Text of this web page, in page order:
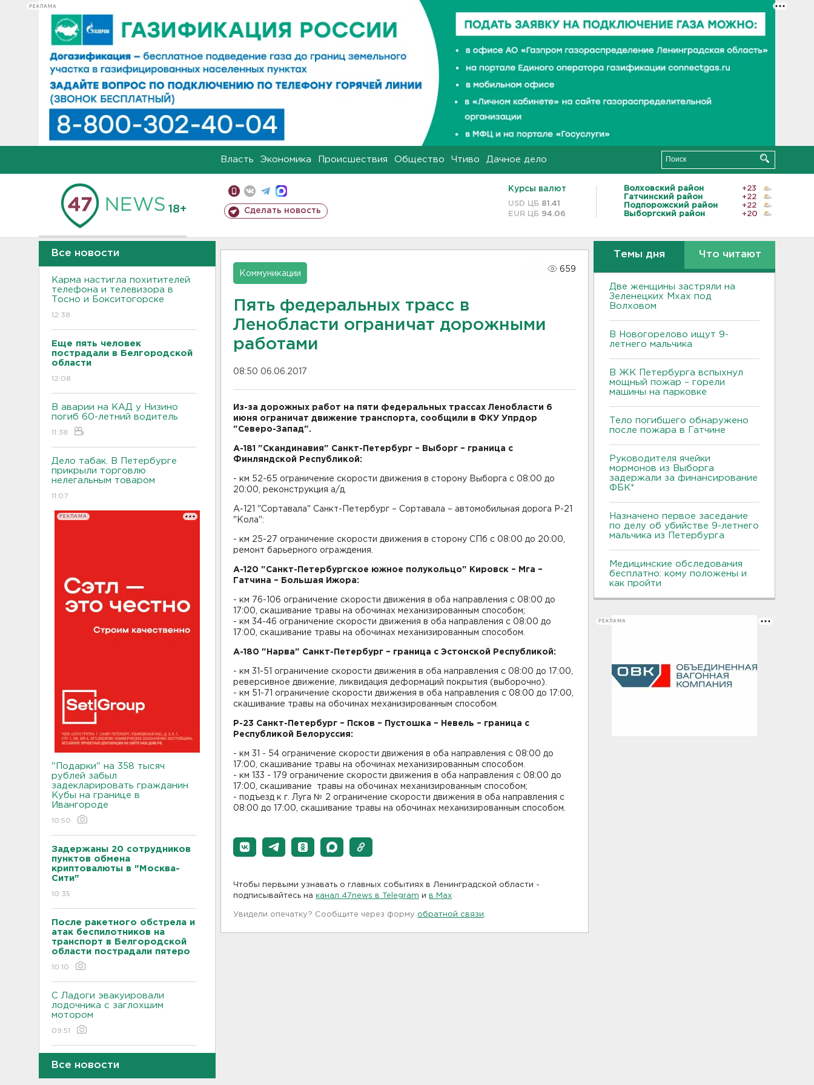
РЕКЛАМА
Власть Экономика Происшествия Общество Чтиво Дачное дело
18+ Сделать новость
Курсы валют
USD ЦБ 81.41
EUR ЦБ 94.06
Волховский район
+23
Гатчинский район
+22
Подпорожский район
+22
Выборгский район
+20
Все новости
Карма настигла похитителей
телефона и телевизора в
Тосно и Бокситогорске
12:38
Еще пять человек
пострадали в Белгородской
области
12:08
В аварии на КАД у Низино
погиб 60-летний водитель
11:38
Дело табак. В Петербурге
прикрыли торговлю
нелегальным товаром
11:07
РЕКЛАМА
"Подарки" на 358 тысяч
рублей забыл
задекларировать гражданин
Кубы на границе в
Ивангороде
10:50
Задержаны 20 сотрудников
пунктов обмена
криптовалюты в "Москва-
Сити"
10:35
После ракетного обстрела и
атак беспилотников на
транспорт в Белгородской
области пострадали пятеро
10:10
С Ладоги эвакуировали
лодочника с заглохшим
мотором
09:51
Зеленецких Мхах под
Волховом
Все новости
Коммуникации
659
Пять федеральных трасс в
Ленобласти ограничат дорожными
работами
08:50 06.06.2017
Из-за дорожных работ на пяти федеральных трассах Ленобласти 6
июня ограничат движение транспорта, сообщили в ФКУ Упрдор
"Северо-Запад".
А-181 "Скандинавия" Санкт-Петербург – Выборг – граница с
Финляндской Республикой:
- км 52-65 ограничение скорости движения в сторону Выборга с 08:00 до
20:00, реконструкция а/д.
А-121 "Сортавала" Санкт-Петербург – Сортавала – автомобильная дорога Р-21
"Кола":
- км 25-27 ограничение скорости движения в сторону СПб с 08:00 до 20:00,
ремонт барьерного ограждения.
А-120 "Санкт-Петербургское южное полукольцо" Кировск – Мга –
Гатчина – Большая Ижора:
- км 76-106 ограничение скорости движения в оба направления с 08:00 до
17:00, скашивание травы на обочинах механизированным способом;
- км 34-46 ограничение скорости движения в оба направления с 08:00 до
17:00, скашивание травы на обочинах механизированным способом.
А-180 "Нарва" Санкт-Петербург – граница с Эстонской Республикой:
- км 31-51 ограничение скорости движения в оба направления с 08:00 до 17:00,
реверсивное движение, ликвидация деформаций покрытия (выборочно).
- км 51-71 ограничение скорости движения в оба направления с 08:00 до 17:00,
скашивание травы на обочинах механизированным способом.
Р-23 Санкт-Петербург – Псков – Пустошка – Невель – граница с
Республикой Белоруссия:
- км 31 - 54 ограничение скорости движения в оба направления с 08:00 до
17:00, скашивание травы на обочинах механизированным способом.
- км 133 - 179 ограничение скорости движения в оба направления с 08:00 до
17:00, скашивание травы на обочинах механизированным способом;
- подъезд к г. Луга № 2 ограничение скорости движения в оба направления с
08:00 до 17:00, скашивание травы на обочинах механизированным способом.
Чтобы первыми узнавать о главных событиях в Ленинградской области -
подписывайтесь на канал 47news в Telegram и в Maх
Увидели опечатку? Сообщите через форму обратной связи
Темы дня Что читают
Две женщины застряли на
Зеленецких Мхах под
Волховом
В Новогорелово ищут 9-
летнего мальчика
В ЖК Петербурга вспыхнул
мощный пожар – горели
машины на парковке
Тело погибшего обнаружено
после пожара в Гатчине
Руководителя ячейки
мормонов из Выборга
задержали за финансирование
ФБК*
Назначено первое заседание
по делу об убийстве 9-летнего
мальчика из Петербурга
Медицинские обследования
бесплатно: кому положены и
как пройти
РЕКЛАМА